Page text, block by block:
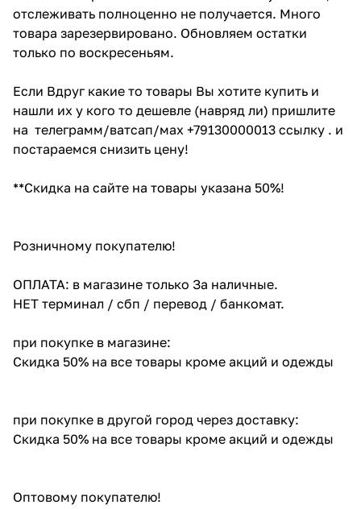
отслеживать полноценно не получается. Много
товара зарезервировано. Обновляем остатки
только по воскресеньям.
Если Вдруг какие то товары Вы хотите купить и
нашли их у кого то дешевле (навряд ли) пришлите
на телеграмм/ватсап/мах +79130000013 ссылку . и
постараемся снизить цену!
**Скидка на сайте на товары указана 50%!
Розничному покупателю!
ОПЛАТА: в магазине только За наличные.
НЕТ терминал / сбп / перевод / банкомат.
при покупке в магазине:
Скидка 50% на все товары кроме акций и одежды
при покупке в другой город через доставку:
Скидка 50% на все товары кроме акций и одежды
Оптовому покупателю!